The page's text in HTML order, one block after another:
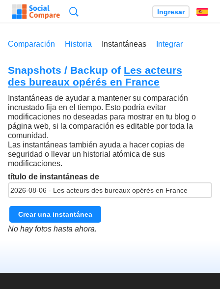
Ingresar
Comparación Historia Instantáneas Integrar
Snapshots / Backup of Les acteurs
des bureaux opérés en France
Instantáneas de ayudar a mantener su comparación
incrustado fija en el tiempo. Esto podría evitar
modificaciones no deseadas para mostrar en tu blog o
página web, si la comparación es editable por toda la
comunidad.
Las instantáneas también ayuda a hacer copias de
seguridad o llevar un historial atómica de sus
modificaciones.
título de instantáneas de
Crear una instantánea
No hay fotos hasta ahora.